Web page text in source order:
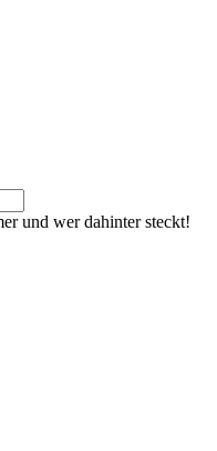
und wer dahinter steckt!